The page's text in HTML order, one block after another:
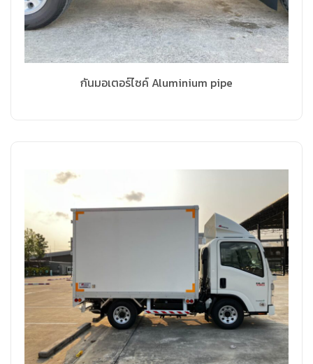
กันมอเตอร์ไซค์ Aluminium pipe